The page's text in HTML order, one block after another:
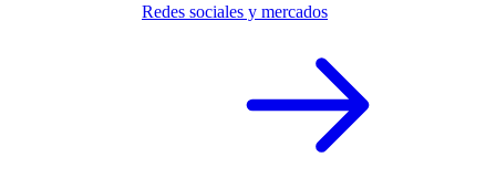
Redes sociales y mercados